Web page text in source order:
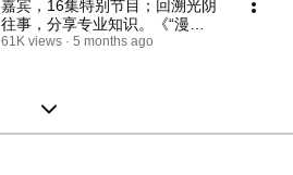
嘉宾，16集特别节目；回溯光阴
往事，分享专业知识。《“漫聊
一刻“2026新春特辑——光阴的
61K views 5 months ago